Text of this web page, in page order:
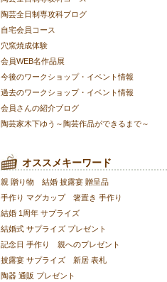
陶芸全日制専攻科ブログ
自宅会員コース
穴窯焼成体験
会員WEB名作品展
今後のワークショップ・イベント情報
過去のワークショップ・イベント情報
会員さんの紹介ブログ
陶芸家木下ゆう～陶芸作品ができるまで～
オススメキーワード
親 贈り物
結婚 披露宴 贈呈品
手作り マグカップ
箸置き 手作り
結婚 1周年 サプライズ
結婚式 サプライズ プレゼント
記念日 手作り
親へのプレゼント
披露宴 サプライズ
新居 表札
陶器 通販 プレゼント